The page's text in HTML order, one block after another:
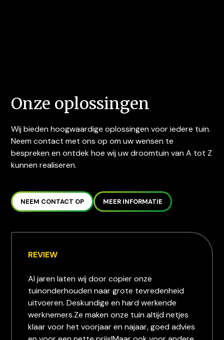
Onze oplossingen
Wij bieden hoogwaardige oplossingen voor iedere tuin.
Neem contact met ons op om uw wensen te
bespreken en ontdek hoe wij uw droomtuin van A tot Z
kunnen realiseren.
NEEM CONTACT OP MEER INFORMATIE
REVIEW
Al jaren laten wij door copier onze
tuinonderhouden naar grote tevredenheid
uitvoeren. Deskundige en hard werkende
werknemers.Ze maken onze tuin altijd netjes
klaar voor het voorjaar en najaar, goed advies